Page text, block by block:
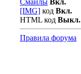
Смайлы Вкл.
[IMG] код Вкл.
HTML код Выкл.
Правила форума